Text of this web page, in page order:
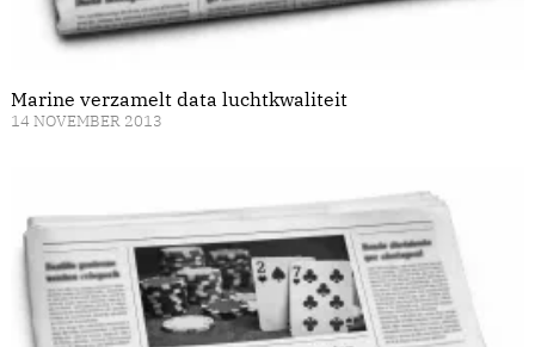
Marine verzamelt data luchtkwaliteit
14 NOVEMBER 2013